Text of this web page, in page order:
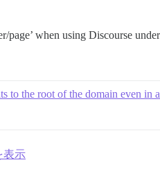
page’ when using Discourse
to the root of the domain even in
表示